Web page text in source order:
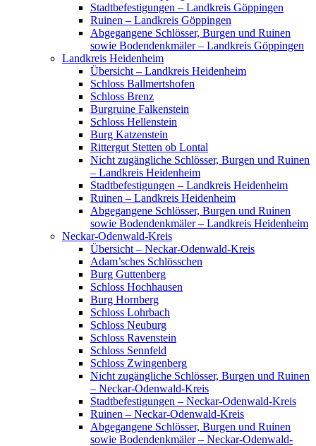
Stadtbefestigungen – Landkreis Göppingen
Ruinen – Landkreis Göppingen
Abgegangene Schlösser, Burgen und Ruinen
sowie Bodendenkmäler – Landkreis Göppingen
Landkreis Heidenheim
Übersicht – Landkreis Heidenheim
Schloss Ballmertshofen
Schloss Brenz
Burgruine Falkenstein
Schloss Hellenstein
Burg Katzenstein
Rittergut Stetten ob Lontal
Nicht zugängliche Schlösser, Burgen und Ruinen
– Landkreis Heidenheim
Stadtbefestigungen – Landkreis Heidenheim
Ruinen – Landkreis Heidenheim
Abgegangene Schlösser, Burgen und Ruinen
sowie Bodendenkmäler – Landkreis Heidenheim
Neckar-Odenwald-Kreis
Übersicht – Neckar-Odenwald-Kreis
Adam’sches Schlösschen
Burg Guttenberg
Schloss Hochhausen
Burg Hornberg
Schloss Lohrbach
Schloss Neuburg
Schloss Ravenstein
Schloss Sennfeld
Schloss Zwingenberg
Nicht zugängliche Schlösser, Burgen und Ruinen
– Neckar-Odenwald-Kreis
Stadtbefestigungen – Neckar-Odenwald-Kreis
Ruinen – Neckar-Odenwald-Kreis
Abgegangene Schlösser, Burgen und Ruinen
sowie Bodendenkmäler – Neckar-Odenwald-